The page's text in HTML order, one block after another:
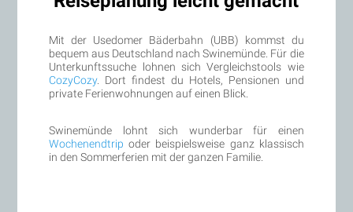
Mit der Usedomer Bäderbahn (UBB) kommst du
bequem aus Deutschland nach Swinemünde. Für die
Unterkunftssuche lohnen sich Vergleichstools wie
CozyCozy. Dort findest du Hotels, Pensionen und
private Ferienwohnungen auf einen Blick.
Swinemünde lohnt sich wunderbar für einen
Wochenendtrip oder beispielsweise ganz klassisch
in den Sommerferien mit der ganzen Familie.